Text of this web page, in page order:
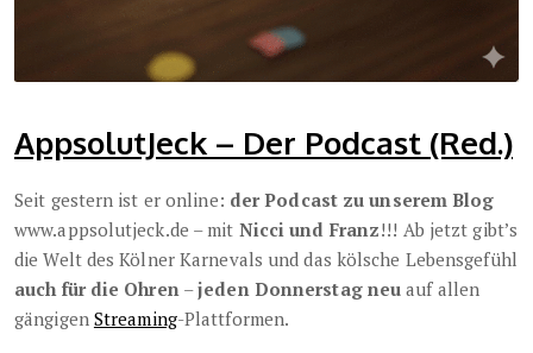
AppsolutJeck – Der Podcast (Red.)
Seit gestern ist er online: der Podcast zu unserem Blog
www.appsolutjeck.de – mit Nicci und Franz!!! Ab jetzt gibt’s
die Welt des Kölner Karnevals und das kölsche Lebensgefühl
auch für die Ohren–jeden Donnerstag neu auf allen
gängigen Streaming-Plattformen.